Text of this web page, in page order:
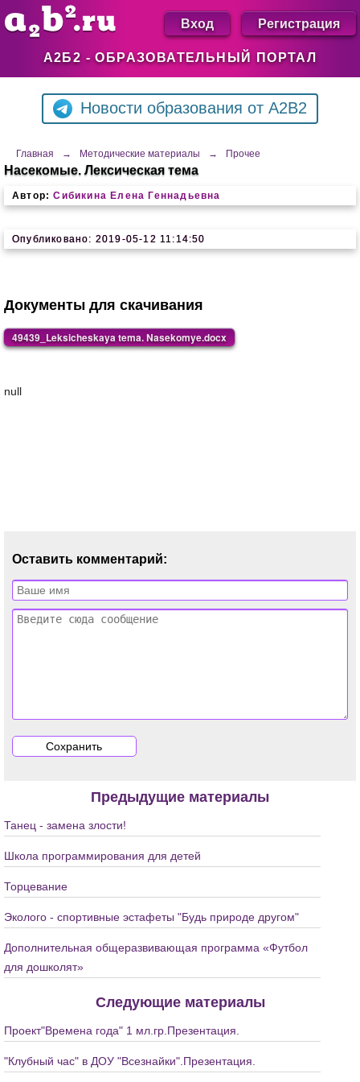
А2Б2 - ОБРАЗОВАТЕЛЬНЫЙ ПОРТАЛ
Вход Регистрация
Новости образования от A2B2
Главная → Методические материалы → Прочее
Насекомые. Лексическая тема
Автор: Сибикина Елена Геннадьевна
Опубликовано: 2019-05-12 11:14:50
Документы для скачивания
49439_Leksicheskaya tema. Nasekomye.docx
null
Оставить комментарий:
Предыдущие материалы
Танец - замена злости!
Школа программирования для детей
Торцевание
Эколого - спортивные эстафеты "Будь природе другом"
Дополнительная общеразвивающая программа «Футбол
для дошколят»
Следующие материалы
Проект"Времена года" 1 мл.гр.Презентация.
"Клубный час" в ДОУ "Всезнайки".Презентация.